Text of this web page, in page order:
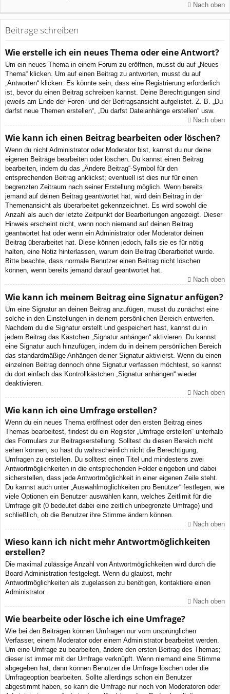
Nach oben
Beiträge schreiben
Wie erstelle ich ein neues Thema oder eine Antwort?
Um ein neues Thema in einem Forum zu eröffnen, musst du auf „Neues
Thema“ klicken. Um auf einen Beitrag zu antworten, musst du auf
„Antworten“ klicken. Es könnte sein, dass eine Registrierung erforderlich
ist, bevor du einen Beitrag schreiben kannst. Deine Berechtigungen sind
jeweils am Ende der Foren- und der Beitragsansicht aufgelistet. Z. B. „Du
darfst neue Themen erstellen“, „Du darfst Dateianhänge erstellen“ usw.
Nach oben
Wie kann ich einen Beitrag bearbeiten oder löschen?
Wenn du nicht Administrator oder Moderator bist, kannst du nur deine
eigenen Beiträge bearbeiten oder löschen. Du kannst einen Beitrag
bearbeiten, indem du das „Ändere Beitrag“-Symbol für den
entsprechenden Beitrag anklickst; eventuell ist dies nur für einen
begrenzten Zeitraum nach seiner Erstellung möglich. Wenn bereits
jemand auf deinen Beitrag geantwortet hat, wird dein Beitrag in der
Themenansicht als überarbeitet gekennzeichnet. Es wird sowohl die
Anzahl als auch der letzte Zeitpunkt der Bearbeitungen angezeigt. Dieser
Hinweis erscheint nicht, wenn noch niemand auf deinen Beitrag
geantwortet hat oder wenn ein Administrator oder Moderator deinen
Beitrag überarbeitet hat. Diese können jedoch, falls sie es für nötig
halten, eine Notiz hinterlassen, warum dein Beitrag überarbeitet wurde.
Bitte beachte, dass normale Benutzer einen Beitrag nicht löschen
können, wenn bereits jemand darauf geantwortet hat.
Nach oben
Wie kann ich meinem Beitrag eine Signatur anfügen?
Um eine Signatur an deinen Beitrag anzufügen, musst du zunächst eine
solche in den Einstellungen in deinem persönlichen Bereich entwerfen.
Nachdem du die Signatur erstellt und gespeichert hast, kannst du in
jedem Beitrag das Kästchen „Signatur anhängen“ aktivieren. Du kannst
eine Signatur auch hinzufügen, indem du in deinem persönlichen Bereich
das standardmäßige Anhängen deiner Signatur aktivierst. Wenn du einen
einzelnen Beitrag dennoch ohne Signatur verfassen möchtest, so kannst
du dort einfach das Kontrollkästchen „Signatur anhängen“ wieder
deaktivieren.
Nach oben
Wie kann ich eine Umfrage erstellen?
Wenn du ein neues Thema eröffnest oder den ersten Beitrag eines
Themas bearbeitest, findest du ein Register „Umfrage erstellen“ unterhalb
des Formulars zur Beitragserstellung. Solltest du diesen Bereich nicht
sehen können, so hast du wahrscheinlich nicht die Berechtigung,
Umfragen zu erstellen. Du solltest einen Titel und mindestens zwei
Antwortmöglichkeiten in die entsprechenden Felder eingeben und dabei
sicherstellen, dass jede Antwortmöglichkeit in einer eigenen Zeile steht.
Du kannst auch unter „Auswahlmöglichkeiten pro Benutzer“ festlegen, wie
viele Optionen ein Benutzer auswählen kann, welches Zeitlimit für die
Umfrage gilt (0 bedeutet dabei eine zeitlich unbegrenzte Umfrage) und
schließlich, ob die Benutzer ihre Stimme ändern können.
Nach oben
Wieso kann ich nicht mehr Antwortmöglichkeiten
erstellen?
Die maximal zulässige Anzahl von Antwortmöglichkeiten wird durch die
Board-Administration festgelegt. Wenn du glaubst, mehr
Antwortmöglichkeiten als zugelassen zu benötigen, kontaktiere einen
Administrator.
Nach oben
Wie bearbeite oder lösche ich eine Umfrage?
Wie bei den Beiträgen können Umfragen nur vom ursprünglichen
Verfasser, einem Moderator oder einem Administrator bearbeitet werden.
Um eine Umfrage zu bearbeiten, ändere den ersten Beitrag des Themas;
dieser ist immer mit der Umfrage verknüpft. Wenn niemand eine Stimme
abgegeben hat, dann können Benutzer die Umfrage löschen oder die
Umfrageoption bearbeiten. Sollte allerdings schon ein Benutzer
abgestimmt haben, so kann die Umfrage nur noch von Moderatoren oder